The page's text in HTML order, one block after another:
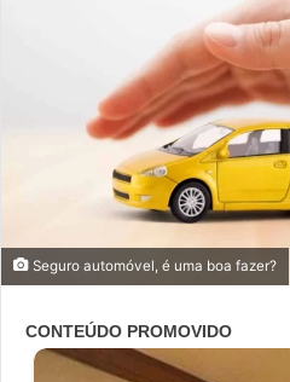
Seguro automóvel, é uma boa fazer?